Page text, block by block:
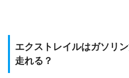
エクストレイルはガソリ
走れる？